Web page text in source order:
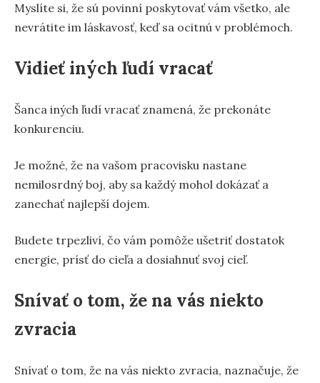
Myslíte si, že sú povinní poskytovať vám všetko, ale
nevrátite im láskavosť, keď sa ocitnú v problémoch.
Vidieť iných ľudí vracať
Šanca iných ľudí vracať znamená, že prekonáte
konkurenciu.
Je možné, že na vašom pracovisku nastane
nemilosrdný boj, aby sa každý mohol dokázať a
zanechať najlepší dojem.
Budete trpezliví, čo vám pomôže ušetriť dostatok
energie, prísť do cieľa a dosiahnuť svoj cieľ.
Snívať o tom, že na vás niekto
zvracia
Snívať o tom, že na vás niekto zvracia, naznačuje, že